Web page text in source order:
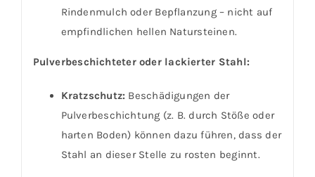
Rindenmulch oder Bepflanzung – nicht auf
empfindlichen hellen Natursteinen.
Pulverbeschichteter oder lackierter Stahl:
Kratzschutz: Beschädigungen der
Pulverbeschichtung (z. B. durch Stöße oder
harten Boden) können dazu führen, dass der
Stahl an dieser Stelle zu rosten beginnt.